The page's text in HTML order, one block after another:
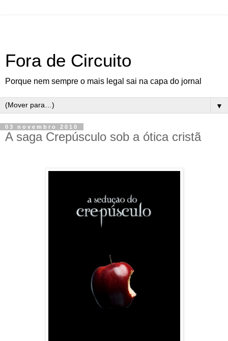
Fora de Circuito
Porque nem sempre o mais legal sai na capa do jornal
▼
03 novembro 2010
A saga Crepúsculo sob a ótica cristã